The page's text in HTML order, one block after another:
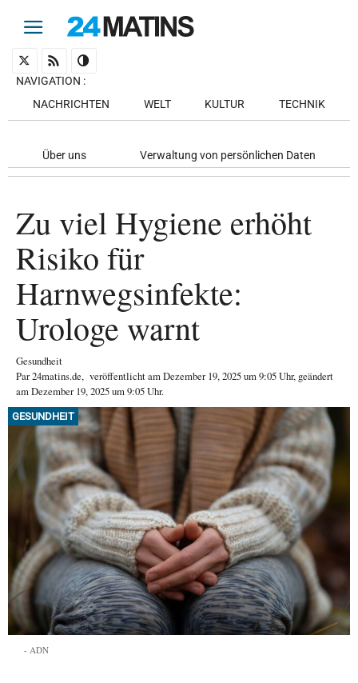
NAVIGATION :
NACHRICHTEN
WELT KULTUR TECHNIK
Über uns Verwaltung von persönlichen Daten
Zu viel Hygiene erhöht
Risiko für
Harnwegsinfekte:
Urologe warnt
Gesundheit
Par24matins.de, veröffentlicht amDezember 19, 2025um 9:05 Uhr, geändert
am Dezember 19, 2025 um 9:05 Uhr.
GESUNDHEIT
ADN